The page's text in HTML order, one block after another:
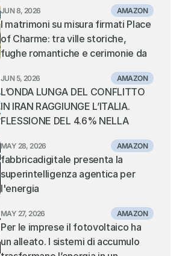
JUN 8, 2026 AMAZON
I matrimoni su misura firmati Place
of Charme: tra ville storiche,
fughe romantiche e cerimonie da
JUN 5, 2026 AMAZON
L’ONDA LUNGA DEL CONFLITTO
IN IRAN RAGGIUNGE L’ITALIA.
FLESSIONE DEL 4.6% NELLA
CONTAINER NEI PORTI ITALIANI.
TIENE IL TRANSHIPMENT, IN
SOFFERENZA I PORTI GATEWAY
DEL MEDITERRANEO CENTRALE
E ORIENTALE
MAY 28, 2026 AMAZON
fabbricadigitale presenta la
superintelligenza agentica per
l'energia
MAY 27, 2026 AMAZON
Per le imprese il fotovoltaico ha
un alleato. I sistemi di accumulo